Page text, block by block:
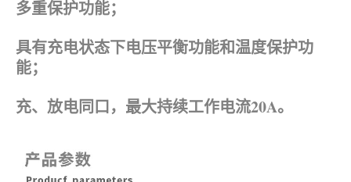
多重保护功能；
具有充电状态下电压平衡功能和温度保护功
能；
充、放电同口，最大持续工作电流20A。